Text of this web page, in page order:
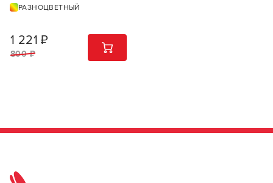
РАЗНОЦВЕТНЫЙ
1 221 ₽
800 ₽
1 ШТ